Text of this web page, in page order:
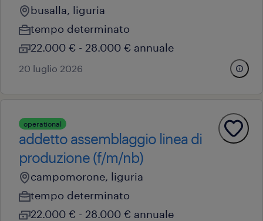
busalla, liguria
tempo determinato
22.000 € - 28.000 € annuale
20 luglio 2026
operational
addetto assemblaggio linea di
produzione (f/m/nb)
campomorone, liguria
tempo determinato
22.000 € - 28.000 € annuale